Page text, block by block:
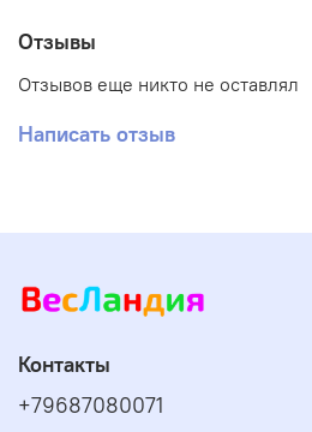
Отзывы
Отзывов еще никто не оставлял
Написать отзыв
Контакты
+79687080071